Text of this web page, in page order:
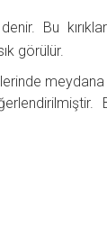
Bu
görülür.